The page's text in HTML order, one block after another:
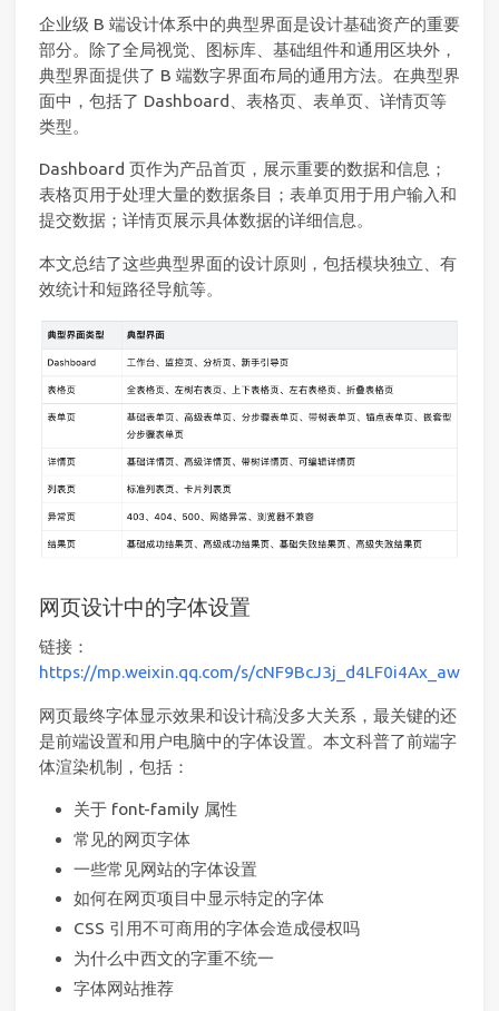
企业级 B 端设计体系中的典型界面是设计基础资产的重要
部分。除了全局视觉、图标库、基础组件和通用区块外，
典型界面提供了 B 端数字界面布局的通用方法。在典型界
面中，包括了 Dashboard、表格页、表单页、详情页等
类型。
Dashboard 页作为产品首页，展示重要的数据和信息；
表格页用于处理大量的数据条目；表单页用于用户输入和
提交数据；详情页展示具体数据的详细信息。
本文总结了这些典型界面的设计原则，包括模块独立、有
效统计和短路径导航等。
网页设计中的字体设置
链接：
https://mp.weixin.qq.com/s/cNF9BcJ3j_d4LF0i4Ax_aw
网页最终字体显示效果和设计稿没多大关系，最关键的还
是前端设置和用户电脑中的字体设置。本文科普了前端字
体渲染机制，包括：
关于 font-family 属性
常见的网页字体
一些常见网站的字体设置
如何在网页项目中显示特定的字体
CSS 引用不可商用的字体会造成侵权吗
为什么中西文的字重不统一
字体网站推荐